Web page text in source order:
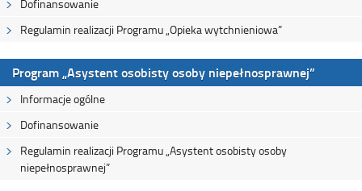
Dofinansowanie
Regulamin realizacji Programu „Opieka wytchnieniowa”
Program „Asystent osobisty osoby niepełnosprawnej”
Informacje ogólne
Dofinansowanie
Regulamin realizacji Programu „Asystent osobisty osoby
niepełnosprawnej”